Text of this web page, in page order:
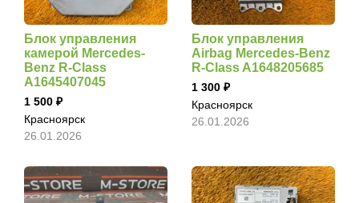
Блок управления
камерой Mercedes-
Benz R-Class
A1645407045
1 500
Красноярск
26.01.2026
Блок управления
Airbag Mercedes-Benz
R-Class A1648205685
1 300
Красноярск
26.01.2026